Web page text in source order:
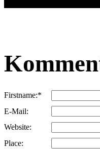
Firstname:*
E-Mail:
Website:
Place: